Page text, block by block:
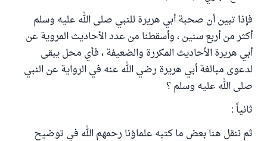
فإذا تبين أن صحبة أبي هريرة للنبي صلى الله عليه وسلم
أكثر من أربع سنين ، وأسقطنا من عدد الأحاديث المروية عن
أبي هريرة الأحاديث المكررة والضعيفة ، فأي محل يبقى
لدعوى مبالغة أبي هريرة رضي الله عنه في الرواية عن النبي
صلى الله عليه وسلم ؟
ثانياً :
ثم ننقل هنا بعض ما كتبه علماؤنا رحمهم الله في توضيح